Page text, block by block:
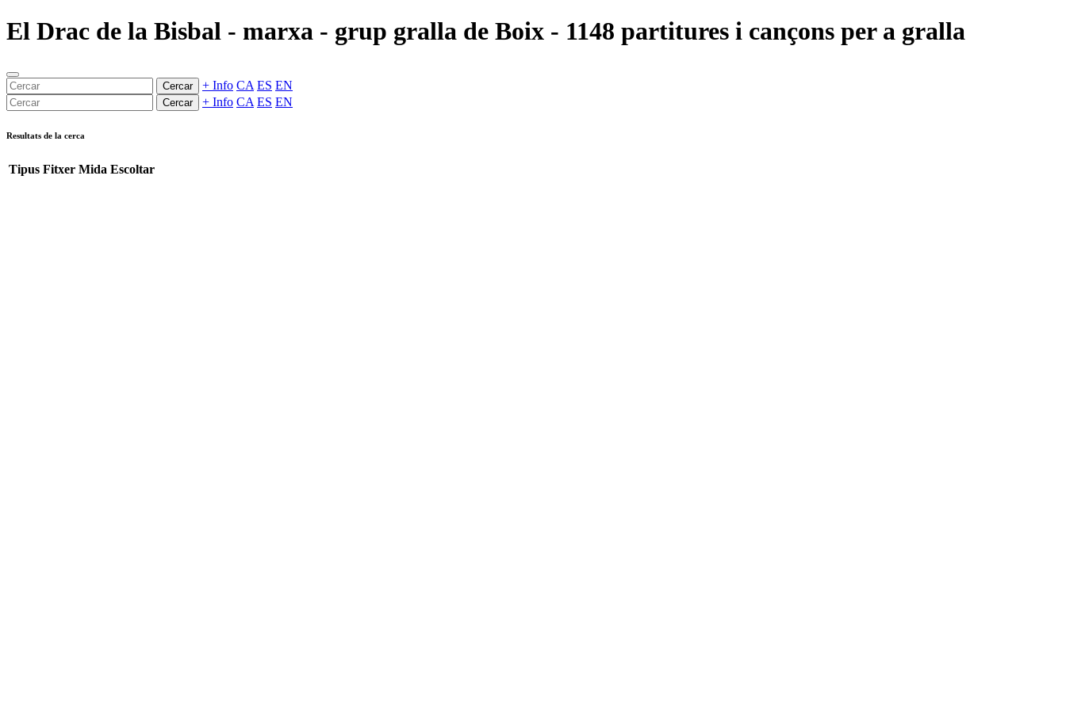
El Drac de la Bisbal - marxa - grup gralla de Boix - 1148 partitures i cançons per a gralla
Cercar + Info CA ES EN
Cercar + Info CA ES EN
Resultats de la cerca
Tipus Fitxer Mida Escoltar